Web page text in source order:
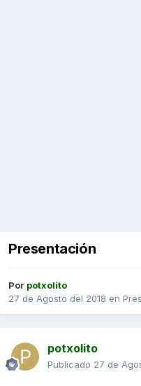
Presentación
Por potxolito
27 de Agosto del 2018 en
potxolito
Publicado 27 de